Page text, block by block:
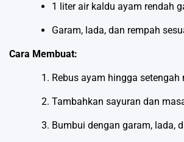
1 liter air kaldu ayam rendah
Garam, lada, dan rempah
Cara Membuat:
Rebus ayam hingga setengah
Tambahkan sayuran dan
Bumbui dengan garam, lada,